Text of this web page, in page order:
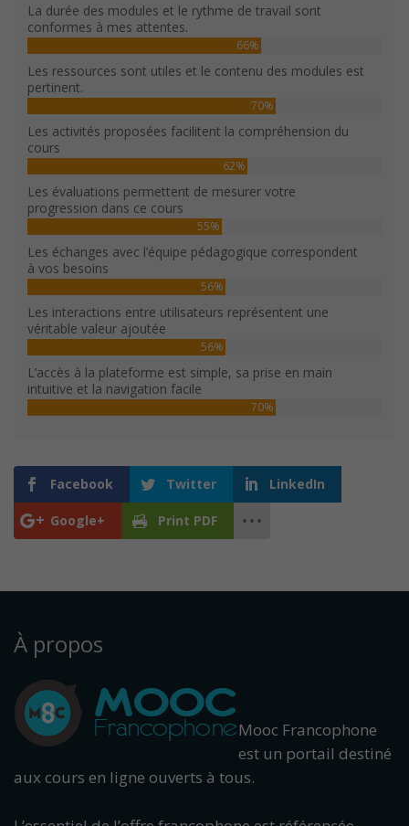
La durée des modules et le rythme de travail sont
conformes à mes attentes.
66%
Les ressources sont utiles et le contenu des modules est
pertinent.
70%
Les activités proposées facilitent la compréhension du
cours
62%
Les évaluations permettent de mesurer votre
progression dans ce cours
55%
Les échanges avec l’équipe pédagogique correspondent
à vos besoins
56%
Les interactions entre utilisateurs représentent une
véritable valeur ajoutée
56%
L’accès à la plateforme est simple, sa prise en main
intuitive et la navigation facile
70%
Facebook Twitter LinkedIn
Google+ Print PDF
À propos
Mooc Francophone
est un portail destiné
aux cours en ligne ouverts à tous.